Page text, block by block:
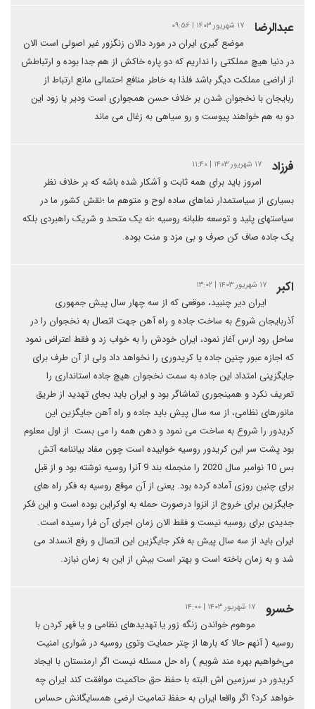
عبدالرضا ۱۷ شهریور ۱۴۰۳ | ۰۹:۵۶
موضع گیری ایران در مورد دالان زنگزور غیر اصولی است الان
در دنیا هیچ مملکتی را نداریم که دو پاره خاکش از هم جدا بوده و ارتباطش
از اراضی مملکت دیگر باشد فلذا به خاطر منافع احتمالی مانع ارتباط از
ربایجان با نخجوان شدن بر خلاف حسن همجواری است ودیر یا زود این
دو به هم خواهند پیوست و رو سیاهی به زغال می ماند
فرزاد ۱۷ شهریور ۱۴۰۳ | ۱۱:۴۰
امروز باید برای همه ثابت و آشکار شده باشه که بر خلاف نظر
بسیاری از سیاستمدار نماهای ساده لوح و متوهم ما ؛نقش کشور ما در
سیاستهای پلید و توسعه طلبانه روسیه ؛نه یک متحد و شریک راهبردی بلکه
یک جاده صاف کن صرف و بی مزد و منت بوده.
اکبر ۱۷ شهریور ۱۴۰۳ | ۱۳:۰۲
ایران دیر چنبید، موقعی که از سه چهار سال پیش جمهوری
آذربایجان شروع به ساخت جاده و راه آهن جهت اتصال به نخجوان را در
ساحل رود ارس آغاز نمود، ایران خودش را به خواب زد و فقط اعتراض نمود
که اجازه عبور چنین جاده یا کریدوری را نخواهد داد ولی از آن طرف برای
جایگزینی امتداد این جاده به سمت نخجوان هیچ جاده استانداری را
تعریف نکرد و همینجوری تماشاگر بود و ایران باید بجای تهدید از طریق
مانورهای نظامی، از سه سال پیش باید جاده و راه آهن جایگزین این
کریدور را شروع به ساخت می نمود و دهن همه را می بست. از اول معلوم
بود پشت سر این کریدور روسیه خوابیده است چون مفاد بیاننامه آتش
بس 10 نوامبر سال 2020 را منجمله بند 9 آنرا روسیه نوشته بود و از قبل
برای چنین روزی آماده کرده بود. یعنی از آن موقع روسیه به فکر راه های
جایگزین برای خروج از انزوا درصورت حمله به اوکراین بوده است و این فکر
جدیدی برای روسیه نیست و فقط الان زمان اجرای آن فرا رسیده است.
ایران باید از سه سال پیش به فکر جایگزین این اتصال و رفع انسداد می
شد و به زمان باخته است و بهتر است بیش از این به زمان نبازد.
خسرو ۱۷ شهریور ۱۴۰۳ | ۱۴:۰۰
موهوم خواندن زنگه زور یا تهدیدهای نظامی و یا قهر کردن با
روسیه ( آنهم حالا که بارها از چتر حمایت وتوی روسیه در شواری امنیت
می‌خواهیم بهره مند شویم ) راه حل مسئله نیست اگر ارمنستان با ایجاد
کریدور در سرزمین اش البته با حفظ حق حاکمیت موافقت کند ایران چه
خواهد کرد؟ اگر واقعا ایران به حفظ تمامیت ارضی همسایگانش حساس